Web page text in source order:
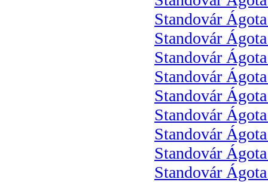
Standovár
Standovár
Standovár
Standovár
Standovár
Standovár
Standovár
Standovár
Standovár